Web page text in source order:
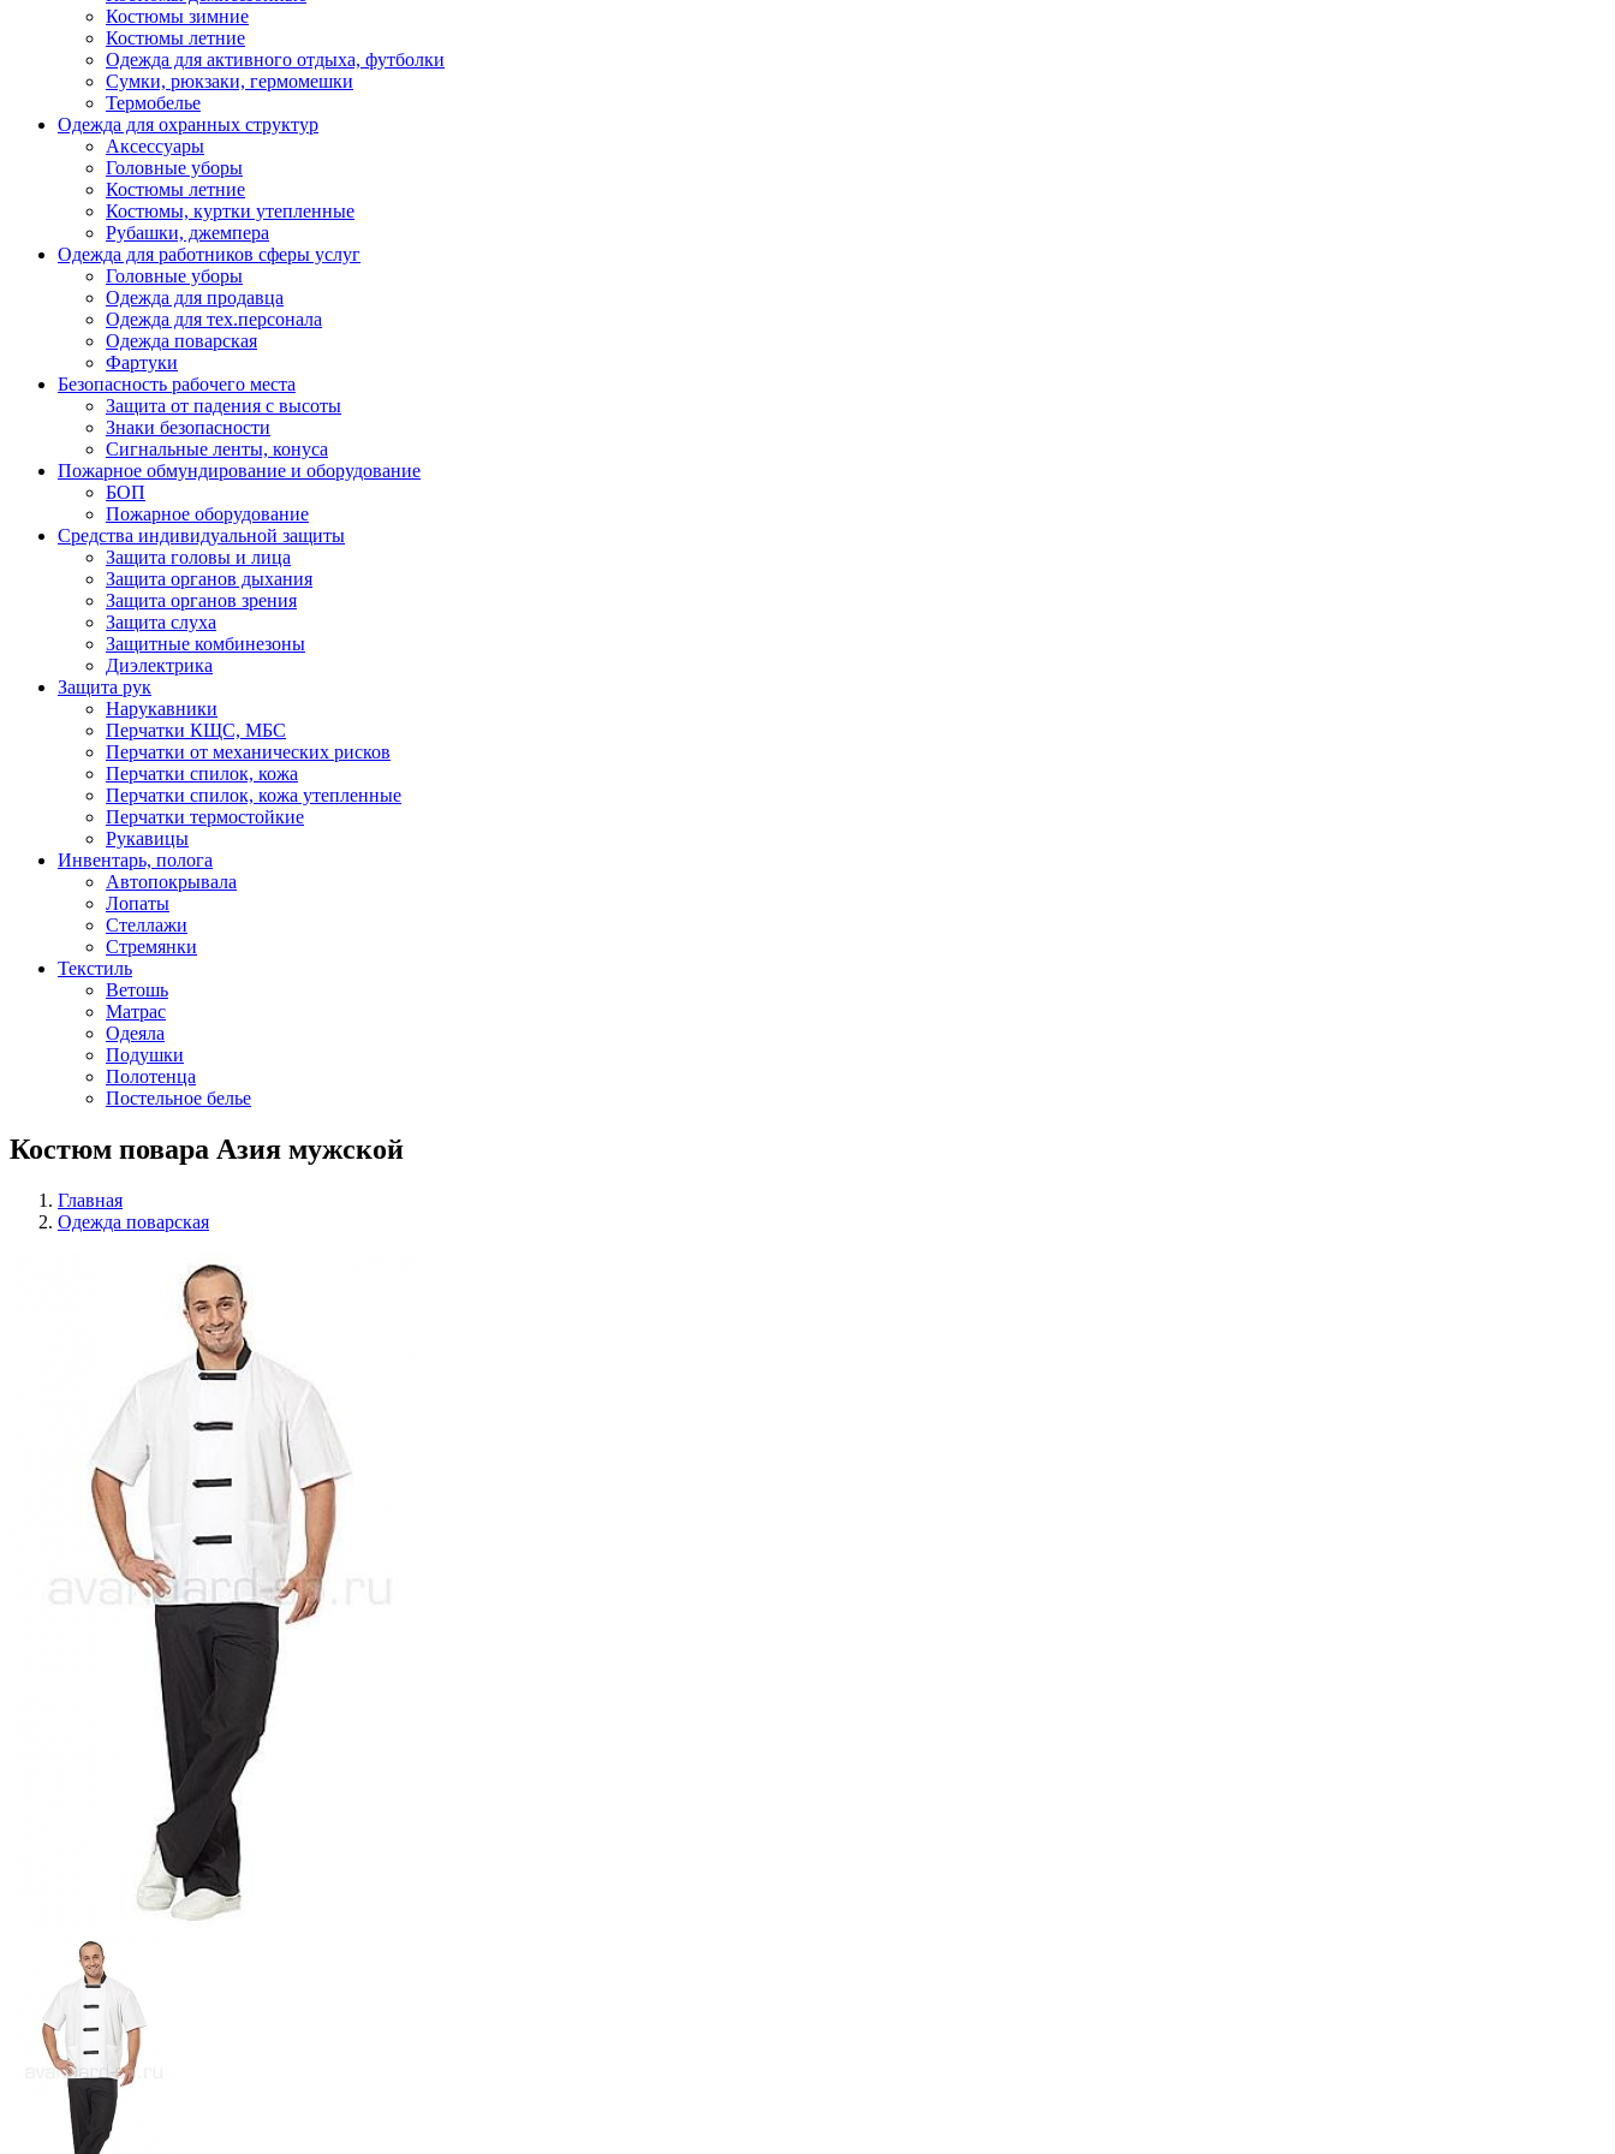
Костюмы зимние
Костюмы летние
Одежда для активного отдыха, футболки
Сумки, рюкзаки, гермомешки
Термобелье
Одежда для охранных структур
Аксессуары
Головные уборы
Костюмы летние
Костюмы, куртки утепленные
Рубашки, джемпера
Одежда для работников сферы услуг
Головные уборы
Одежда для продавца
Одежда для тех.персонала
Одежда поварская
Фартуки
Безопасность рабочего места
Защита от падения с высоты
Знаки безопасности
Сигнальные ленты, конуса
Пожарное обмундирование и оборудование
БОП
Пожарное оборудование
Средства индивидуальной защиты
Защита головы и лица
Защита органов дыхания
Защита органов зрения
Защита слуха
Защитные комбинезоны
Диэлектрика
Защита рук
Нарукавники
Перчатки КЩС, МБС
Перчатки от механических рисков
Перчатки спилок, кожа
Перчатки спилок, кожа утепленные
Перчатки термостойкие
Рукавицы
Инвентарь, полога
Автопокрывала
Лопаты
Стеллажи
Стремянки
Текстиль
Ветошь
Матрас
Одеяла
Подушки
Полотенца
Постельное белье
Костюм повара Азия мужской
Главная
Одежда поварская